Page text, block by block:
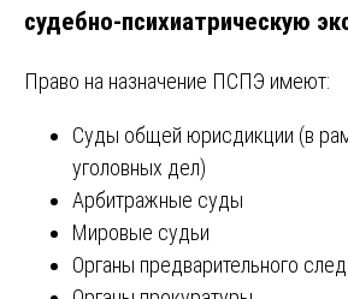
судебно-психиатрическую
Право на назначение ПСПЭ имеют:
Суды общей юрисдикции (в
уголовных дел)
Арбитражные суды
Мировые судьи
Органы предварительного